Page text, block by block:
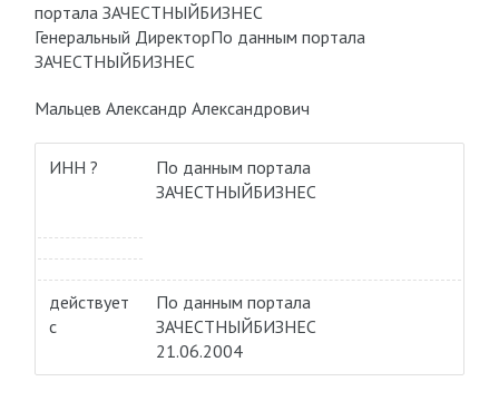
портала ЗАЧЕСТНЫЙБИЗНЕС
Генеральный ДиректорПо данным портала
ЗАЧЕСТНЫЙБИЗНЕС
Мальцев Александр Александрович
ИНН ?
По данным портала
ЗАЧЕСТНЫЙБИЗНЕС
действует
с
По данным портала
ЗАЧЕСТНЫЙБИЗНЕС
21.06.2004